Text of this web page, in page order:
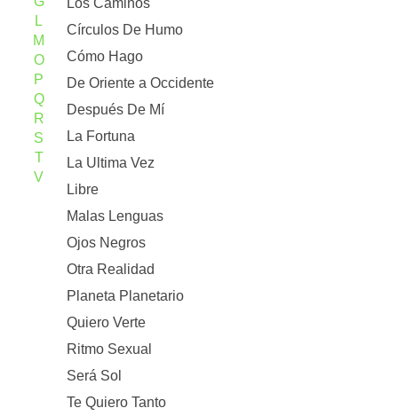
L
M
O
P
Q
R
S
T
V
Los Caminos
Círculos De Humo
Cómo Hago
De Oriente a Occidente
Después De Mí
La Fortuna
La Ultima Vez
Libre
Malas Lenguas
Ojos Negros
Otra Realidad
Planeta Planetario
Quiero Verte
Ritmo Sexual
Será Sol
Te Quiero Tanto